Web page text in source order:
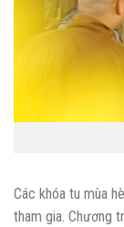
Các khóa tu mùa
tham gia. Chương